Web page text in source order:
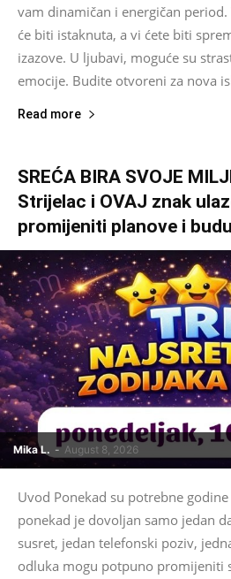
vam dinamičan i energičan
će biti istaknuta, a vi ćete biti
izazove. U ljubavi, moguće su
emocije. Budite otvoreni za nova
Read more
SREĆA BIRA SVOJE
Strijelac i OVAJ znak
promijeniti planove i
Mika L. - August 8, 2026
Uvod Ponekad su potrebne
ponekad je dovoljan samo jedan
susret, jedan telefonski poziv,
odluka mogu potpuno promijeniti